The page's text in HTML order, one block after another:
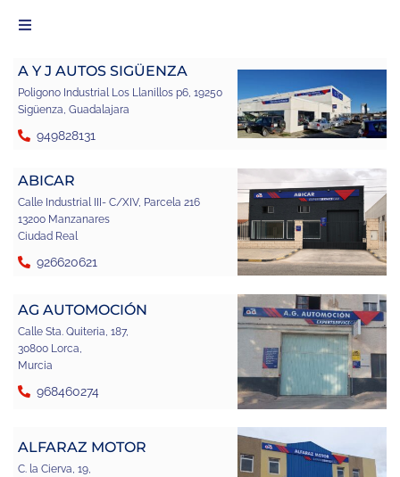
A Y J AUTOS SIGÜENZA
Poligono Industrial Los Llanillos p6, 19250
Sigüenza, Guadalajara
949828131
ABICAR
Calle Industrial III- C/XIV, Parcela 216
13200 Manzanares
Ciudad Real
926620621
AG AUTOMOCIÓN
Calle Sta. Quiteria, 187,
30800 Lorca,
Murcia
968460274
ALFARAZ MOTOR
C. la Cierva, 19,